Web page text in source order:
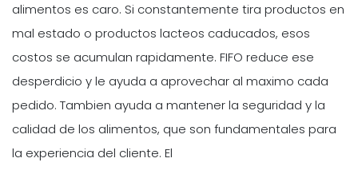
alimentos es caro. Si constantemente tira productos en
mal estado o productos lacteos caducados, esos
costos se acumulan rapidamente. FIFO reduce ese
desperdicio y le ayuda a aprovechar al maximo cada
pedido. Tambien ayuda a mantener la seguridad y la
calidad de los alimentos, que son fundamentales para
la experiencia del cliente. El